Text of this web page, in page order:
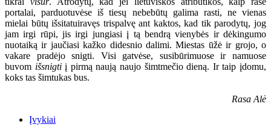
portalai, parduotuvėse iš tiesų nebebūtų galima rasti, ne vienas
mielai būtų išsitatuiravęs trispalvę ant kaktos, kad tik parodytų, jog
jam irgi rūpi, jis irgi jungiasi į tą bendrą vienybės ir dėkingumo
nuotaiką ir jaučiasi kažko didesnio dalimi. Miestas ūžė ir grojo, o
vakare pradėjo snigti. Visi gatvėse, susibūrimuose ir namuose
buvom išsnigtiį pirmą naują naujo šimtmečio dieną. Ir taip įdomu,
koks tas šimtukas bus.
Rasa Alė
Įvykiai